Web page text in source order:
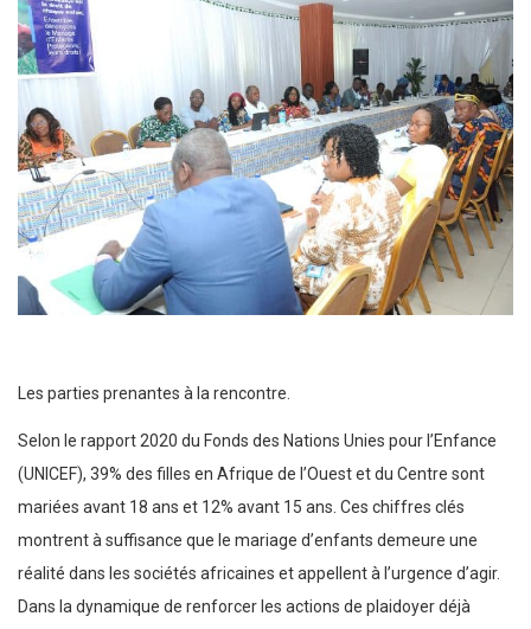
Les parties prenantes à la rencontre.
Selon le rapport 2020 du Fonds des Nations Unies pour l’Enfance
(UNICEF), 39% des filles en Afrique de l’Ouest et du Centre sont
mariées avant 18 ans et 12% avant 15 ans. Ces chiffres clés
montrent à suffisance que le mariage d’enfants demeure une
réalité dans les sociétés africaines et appellent à l’urgence d’agir.
Dans la dynamique de renforcer les actions de plaidoyer déjà